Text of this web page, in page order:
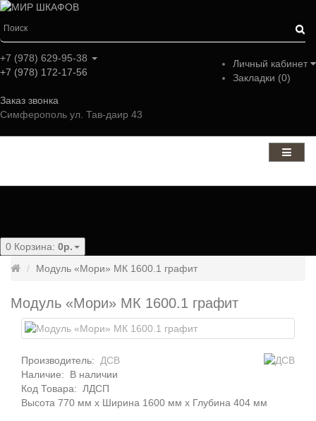
Личный кабинет
Закладки (0)
+7 (978) 629-95-38
+7 (978) 172-17-56
Заказ звонка
Симферополь ул. Тав-даир 43
0 Корзина: 0р.
Модуль «Мори» МК 1600.1 графит
Модуль «Мори» МК 1600.1 графит
Производитель:
ДСВ
Наличие: В наличии
Код Товара:
ЛДСП
Высота 770 мм x Ширина 1600 мм x Глубина 404 мм